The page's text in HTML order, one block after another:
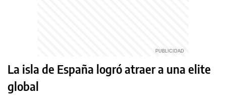
La isla de España logró atraer a una elite
global